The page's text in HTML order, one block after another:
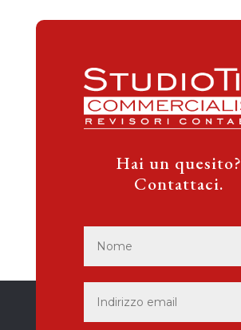
Hai un quesito?
Contattaci.